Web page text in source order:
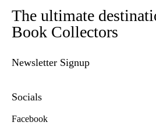
The ultimate
Book Collectors
Newsletter Signup
Socials
Facebook